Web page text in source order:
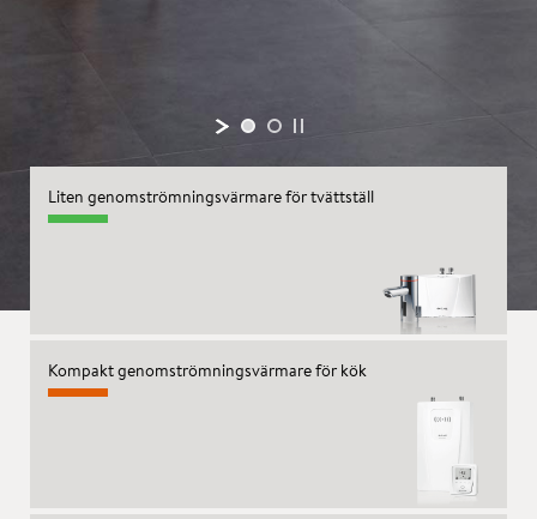
Liten genomströmningsvärmare för tvättställ
Kompakt genomströmningsvärmare för kök